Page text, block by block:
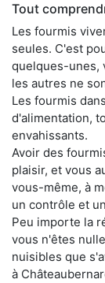
Tout
Les fourmis
seules. C'est
quelques-unes,
les autres ne
Les fourmis
d'alimentation,
envahissants.
Avoir des
plaisir, et vous
vous-même, à
un contrôle et
Peu importe la
vous n'êtes
nuisibles que
à